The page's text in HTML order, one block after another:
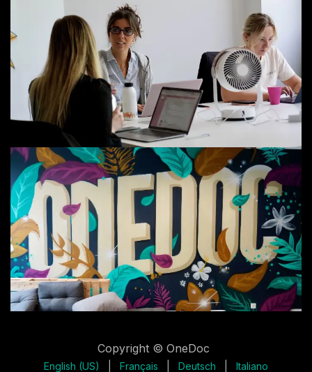
Copyright © OneDoc
English (US) Français Deutsch Italiano